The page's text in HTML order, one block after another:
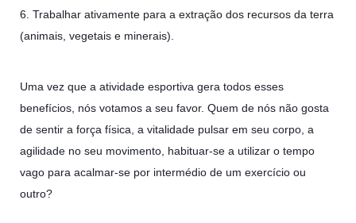
6. Trabalhar ativamente para a extração dos recursos da terra
(animais, vegetais e minerais).
Uma vez que a atividade esportiva gera todos esses
benefícios, nós votamos a seu favor. Quem de nós não gosta
de sentir a força física, a vitalidade pulsar em seu corpo, a
agilidade no seu movimento, habituar-se a utilizar o tempo
vago para acalmar-se por intermédio de um exercício ou
outro?